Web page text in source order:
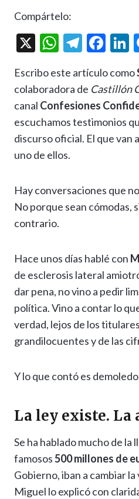
Compártelo:
X
W
at
s
A
p
p
T
e
gr
a
m
F
e
b
o
o
n
Escribo este artículo como
colaboradora de Castillón
canal Confesiones
escuchamos testimonios
discurso oficial. El que van
uno de ellos.
Hay conversaciones que
No porque sean cómodas,
contrario.
Hace unos días hablé con
de esclerosis lateral
dar pena, no vino a pedir
política. Vino a contar lo
verdad, lejos de los
grandilocuentes y de las
Y lo que contó es
La ley existe. La
Se ha hablado mucho de la
famosos500 millones de
Gobierno, iban a cambiar
Miguel lo explicó con